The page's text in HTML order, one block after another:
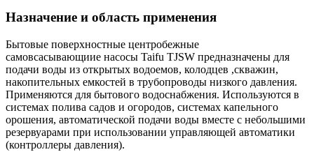
Назначение и область применения
Бытовые поверхностные центробежные
самовсасывающиие насосы Taifu TJSW предназначены для
подачи воды из открытых водоемов, колодцев ,скважин,
накопительных емкостей в трубопроводы низкого давления.
Применяются для бытового водоснабжения. Используются в
системах полива садов и огородов, системах капельного
орошения, автоматической подачи воды вместе с небольшими
резервуарами при использовании управляющей автоматики
(контроллеры давления).